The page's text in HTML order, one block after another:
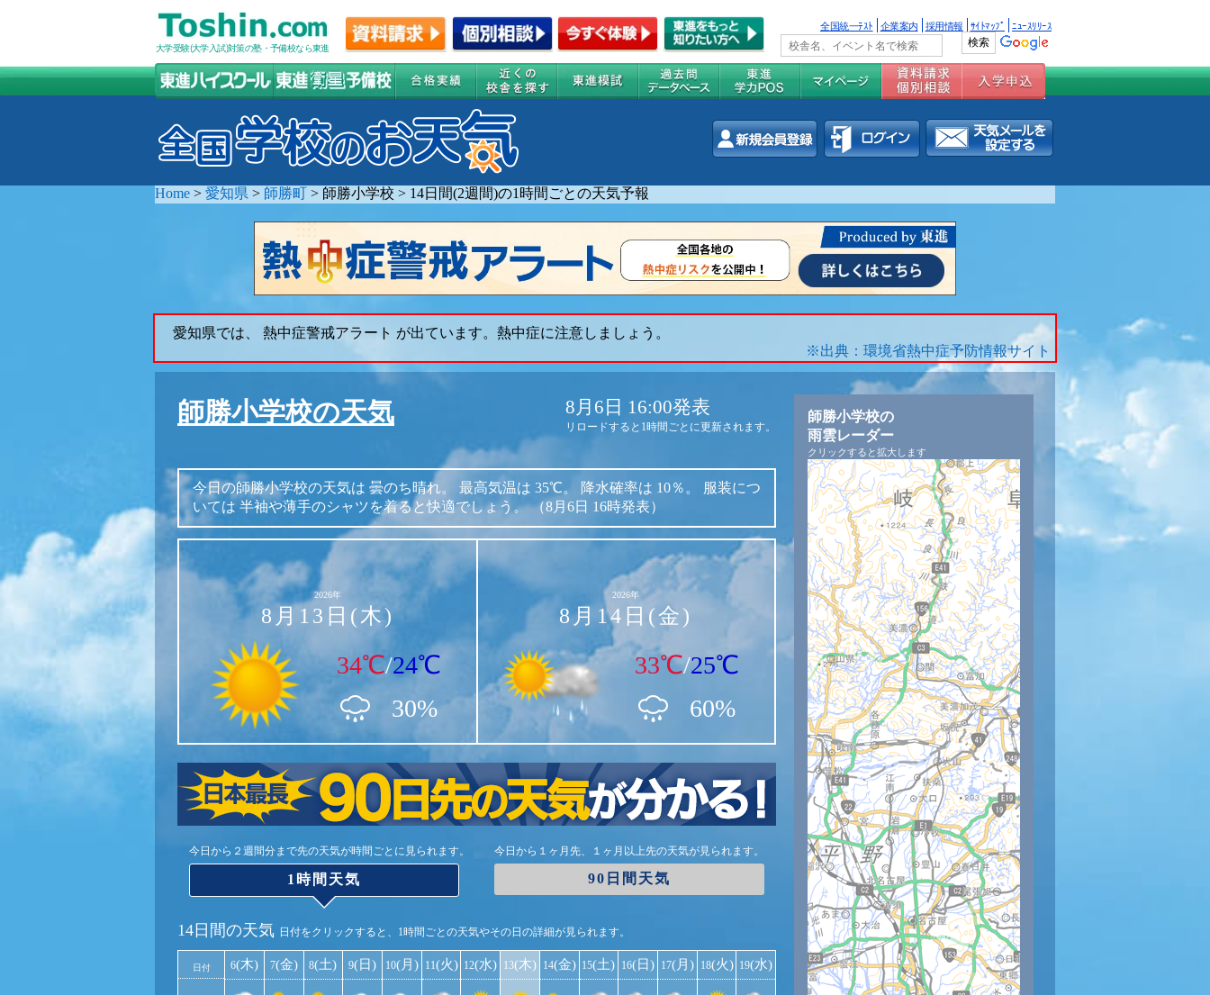
大学受験(大学入試)対策の塾・予備校なら東進
全国統一ﾃｽﾄ 企業案内 採用情報 ｻｲﾄﾏｯﾌﾟ ﾆｭｰｽﾘﾘｰｽ
Home > 愛知県 > 師勝町 > 師勝小学校 > 14日間(2週間)の1時間ごとの天気予報
愛知県では、 熱中症警戒アラート が出ています。熱中症に注意しましょう。
※出典：環境省熱中症予防情報サイト
師勝小学校の天気 8月6日 16:00発表
リロードすると1時間ごとに更新されます。
今日の師勝小学校の天気は 曇のち晴れ。 最高気温は 35℃。 降水確率は 10％。
服装につ
いては 半袖や薄手のシャツを着ると快適でしょう。（8月6日 16時発表）
2026年
8月13日(木)
34℃/24℃
30%
2026年
8月14日(金)
33℃/25℃
60%
今日から２週間分まで先の天気が時間ごとに見られます。
1時間天気
今日から１ヶ月先、１ヶ月以上先の天気が見られます。
90日間天気
14日間の天気 日付をクリックすると、1時間ごとの天気やその日の詳細が見られます。
日付 6(木) 7(金) 8(土) 9(日) 10(月) 11(火) 12(水) 13(木) 14(金) 15(土) 16(日) 17(月) 18(火) 19(水)
師勝小学校の
雨雲レーダー
クリックすると拡大します